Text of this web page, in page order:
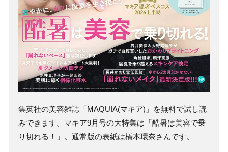
集英社の美容雑誌「MAQUIA(マキア)」を無料で試し読
みできます。マキア9月号の大特集は「酷暑は美容で乗
り切れる！」。通常版の表紙は橋本環奈さんです。